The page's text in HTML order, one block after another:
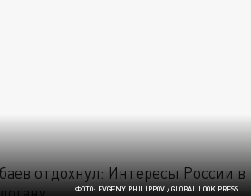
ФОТО: EVGENY PHILIPPOV / GLOBAL LOOK PRESS